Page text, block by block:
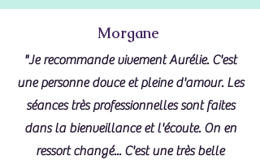
Morgane
"Je recommande vivement Aurélie. C'est
une personne douce et pleine d'amour. Les
séances très professionnelles sont faites
dans la bienveillance et l'écoute. On en
ressort changé... C'est une très belle